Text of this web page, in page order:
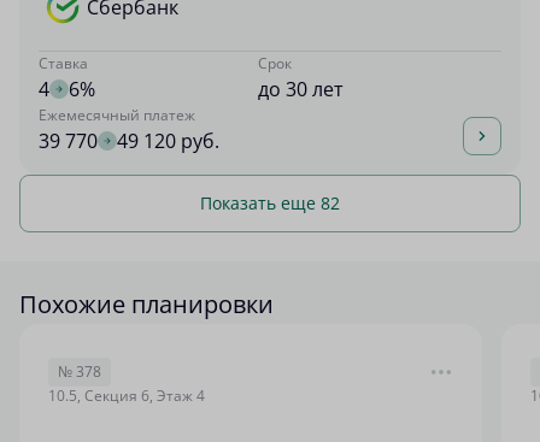
Сбербанк
Ставка
4 6%
Срок
до 30 лет
Ежемесячный платеж
39 770 49 120 руб.
Показать еще 82
Похожие планировки
№ 378
10.5, Секция 6, Этаж 4